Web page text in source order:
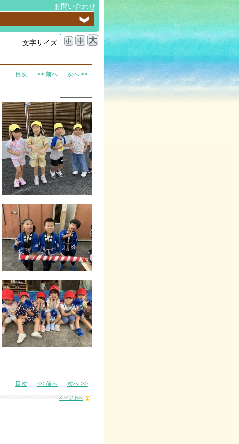
お問い合わせ
文字サイズ
目次 << 前へ 次へ >>
目次 << 前へ 次へ >>
ページ上へ